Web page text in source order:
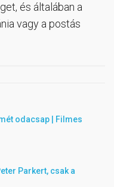
és általában a
vagy a postás
odacsap | Filmes
Parkert, csak a